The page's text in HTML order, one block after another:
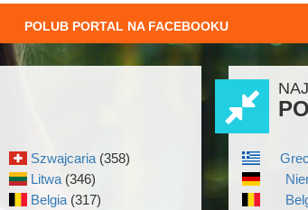
POLUB PORTAL NA FACEBOOKU
Szwajcaria (358)
Litwa (346)
Belgia (317)